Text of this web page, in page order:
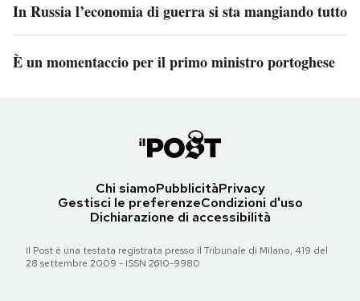
In Russia l’economia di guerra si sta mangiando tutto
È un momentaccio per il primo ministro portoghese
Chi siamoPubblicitàPrivacy
Gestisci le preferenzeCondizioni d'uso
Dichiarazione di accessibilità
Il Post è una testata registrata presso il Tribunale di Milano, 419 del
28 settembre 2009 - ISSN 2610-9980